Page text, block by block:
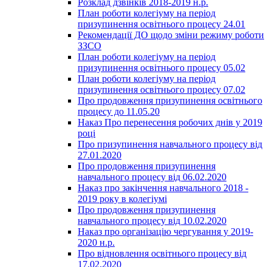
Розклад дзвінків 2018-2019 н.р.
План роботи колегіуму на період
призупинення освітнього процесу 24.01
Рекомендації ДО щодо зміни режиму роботи
ЗЗСО
План роботи колегіуму на період
призупинення освітнього процесу 05.02
План роботи колегіуму на період
призупинення освітнього процесу 07.02
Про продовження призупинення освітнього
процесу до 11.05.20
Наказ Про перенесення робочих днів у 2019
році
Про призупинення навчального процесу від
27.01.2020
Про продовження призупинення
навчального процесу від 06.02.2020
Наказ про закінчення навчального 2018 -
2019 року в колегіумі
Про продовження призупинення
навчального процесу від 10.02.2020
Наказ про організацію чергування у 2019-
2020 н.р.
Про відновлення освітнього процесу від
17.02.2020